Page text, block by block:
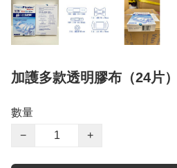
加護多款透明膠布（24片）
數量
−
+